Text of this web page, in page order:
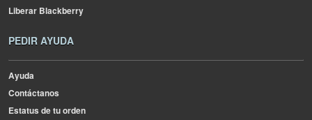
Liberar Blackberry
PEDIR AYUDA
Ayuda
Contáctanos
Estatus de tu orden